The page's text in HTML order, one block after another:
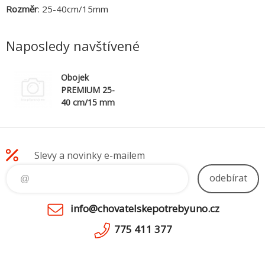
Rozměr: 25-40cm/15mm
Naposledy navštívené
Obojek
PREMIUM 25-
40 cm/15 mm
Slevy a novinky e-mailem
odebírat
info@chovatelskepotrebyuno.cz
775 411 377